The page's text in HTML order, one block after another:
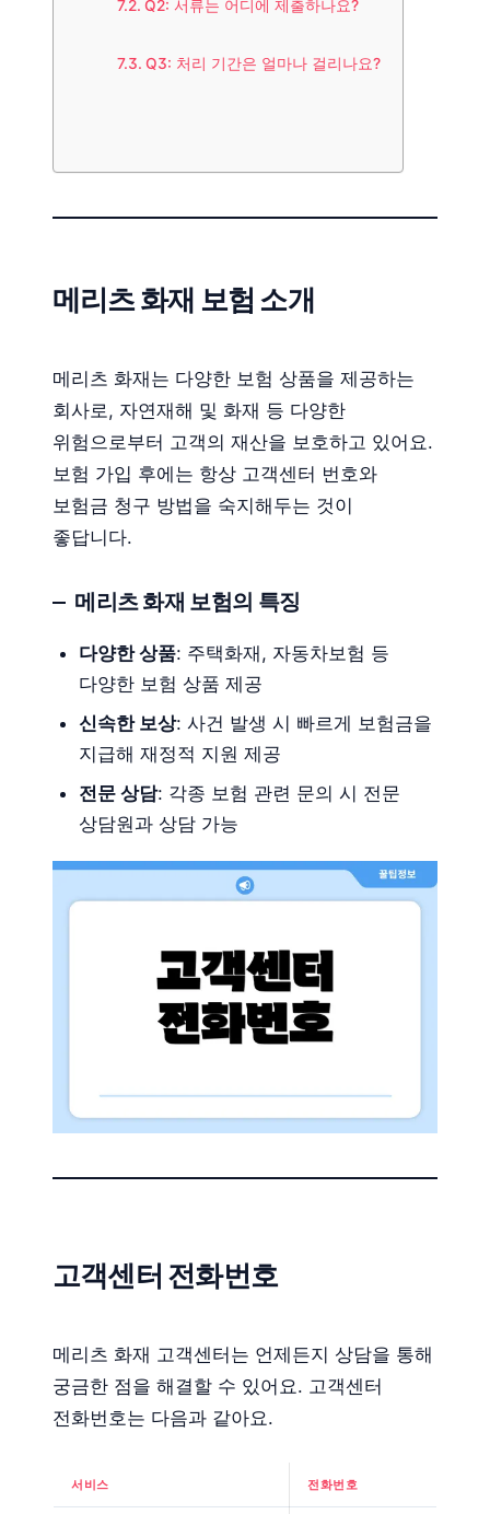
Q2: 서류는 어디에 제출하나요?
Q3: 처리 기간은 얼마나 걸리나요?
메리츠 화재 보험 소개
메리츠 화재는 다양한 보험 상품을 제공하는
회사로, 자연재해 및 화재 등 다양한
위험으로부터 고객의 재산을 보호하고 있어요.
보험 가입 후에는 항상 고객센터 번호와
보험금 청구 방법을 숙지해두는 것이
좋답니다.
메리츠 화재 보험의 특징
다양한 상품: 주택화재, 자동차보험 등
다양한 보험 상품 제공
신속한 보상: 사건 발생 시 빠르게 보험금을
지급해 재정적 지원 제공
전문 상담: 각종 보험 관련 문의 시 전문
상담원과 상담 가능
고객센터 전화번호
메리츠 화재 고객센터는 언제든지 상담을 통해
궁금한 점을 해결할 수 있어요. 고객센터
전화번호는 다음과 같아요.
서비스 전화번호